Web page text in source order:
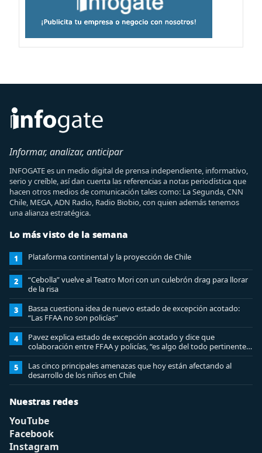
Informar, analizar, anticipar
INFOGATE es un medio digital de prensa independiente, informativo,
serio y creíble, así dan cuenta las referencias a notas periodística que
hacen otros medios de comunicación tales como: La Segunda, CNN
Chile, MEGA, ADN Radio, Radio Biobio, con quien además tenemos
una alianza estratégica.
Lo más visto de la semana
1 Plataforma continental y la proyección de Chile
2
“Cebolla” vuelve al Teatro Mori con un culebrón drag para llorar
de la risa
3
Bassa cuestiona idea de nuevo estado de excepción acotado:
“Las FFAA no son policías”
4
Pavez explica estado de excepción acotado y dice que
colaboración entre FFAA y policías, “es algo del todo pertinente
analizar”
5
Las cinco principales amenazas que hoy están afectando al
desarrollo de los niños en Chile
Nuestras redes
YouTube
Facebook
Instagram